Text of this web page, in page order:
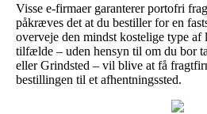
Visse e-firmaer garanterer portofri
påkræves det at du bestiller for en
overveje den mindst kostelige type af
tilfælde – uden hensyn til om du bor
eller Grindsted – vil blive at få
bestillingen til et afhentningssted.